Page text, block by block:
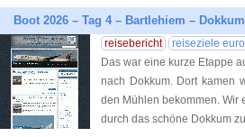
Boot 2026 – Tag 4 – Bartlehiem – Dokkum
reisebericht reiseziele
Das war eine kurze Etappe
nach Dokkum. Dort kamen
den Mühlen bekommen. Wir
durch das schöne Dokkum